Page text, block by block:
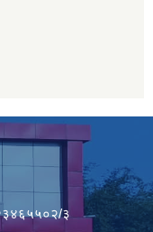
३